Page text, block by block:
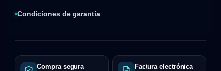
Condiciones de garantía
Compra segura Factura electrónica